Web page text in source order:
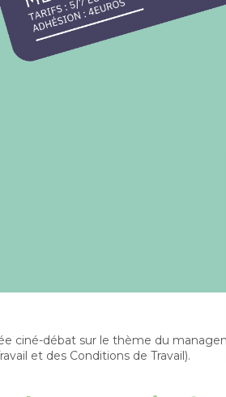
ciné-débat sur le thème du
et des Conditions de Travail).